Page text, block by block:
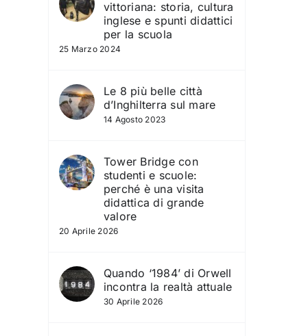
vittoriana: storia, cultura
inglese e spunti didattici
per la scuola
25 Marzo 2024
Le 8 più belle città
d’Inghilterra sul mare
14 Agosto 2023
Tower Bridge con
studenti e scuole:
perché è una visita
didattica di grande
valore
20 Aprile 2026
Quando ‘1984’ di Orwell
incontra la realtà attuale
30 Aprile 2026